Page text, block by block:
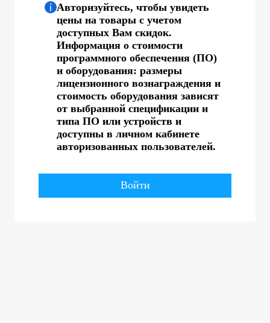
Авторизуйтесь, чтобы увидеть
цены на товары с учетом
доступных Вам скидок.
Информация о стоимости
программного обеспечения (ПО)
и оборудования: размеры
лицензионного вознаграждения и
стоимость оборудования зависят
от выбранной спецификации и
типа ПО или устройств и
доступны в личном кабинете
авторизованных пользователей.
Войти